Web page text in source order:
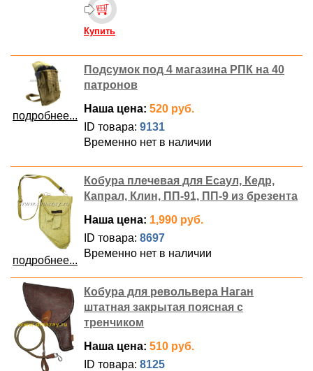
Купить
подробнее...
Подсумок под 4 магазина РПК на 40
патронов
Наша цена: 520 руб.
ID товара: 9131
Временно нет в наличии
подробнее...
Кобура плечевая для Есаул, Кедр,
Капрал, Клин, ПП-91, ПП-9 из брезента
Наша цена: 1,990 руб.
ID товара: 8697
Временно нет в наличии
Кобура для револьвера Наган
штатная закрытая поясная с
тренчиком
Наша цена: 510 руб.
ID товара: 8125